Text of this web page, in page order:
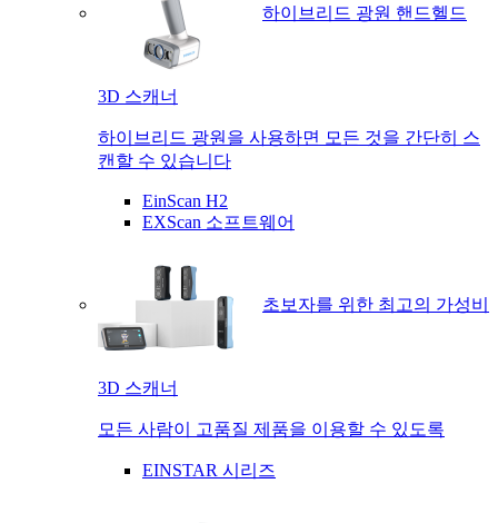
하이브리드 광원 핸드헬드
3D 스캐너
하이브리드 광원을 사용하면 모든 것을 간단히 스
캔할 수 있습니다
EinScan H2
EXScan 소프트웨어
초보자를 위한 최고의 가성비
3D 스캐너
모든 사람이 고품질 제품을 이용할 수 있도록
EINSTAR 시리즈